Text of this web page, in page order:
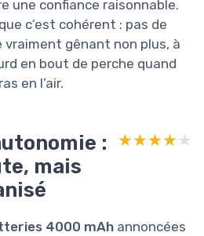
une confiance raisonnable.
c’est cohérent : pas de
vraiment gênant non plus, à
en bout de perche quand
en l’air.
:
mais
★★★★★
★★★★★
4000 mAh annoncées